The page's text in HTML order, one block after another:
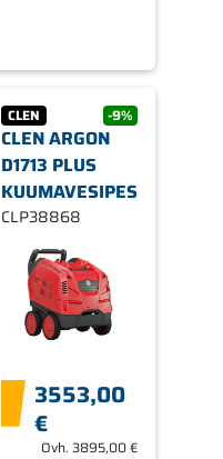
CLEN -9%
CLEN ARGON
D1713 PLUS
KUUMAVESIPESURI
CLP38868
3553,00
€
Ovh.3895,00 €